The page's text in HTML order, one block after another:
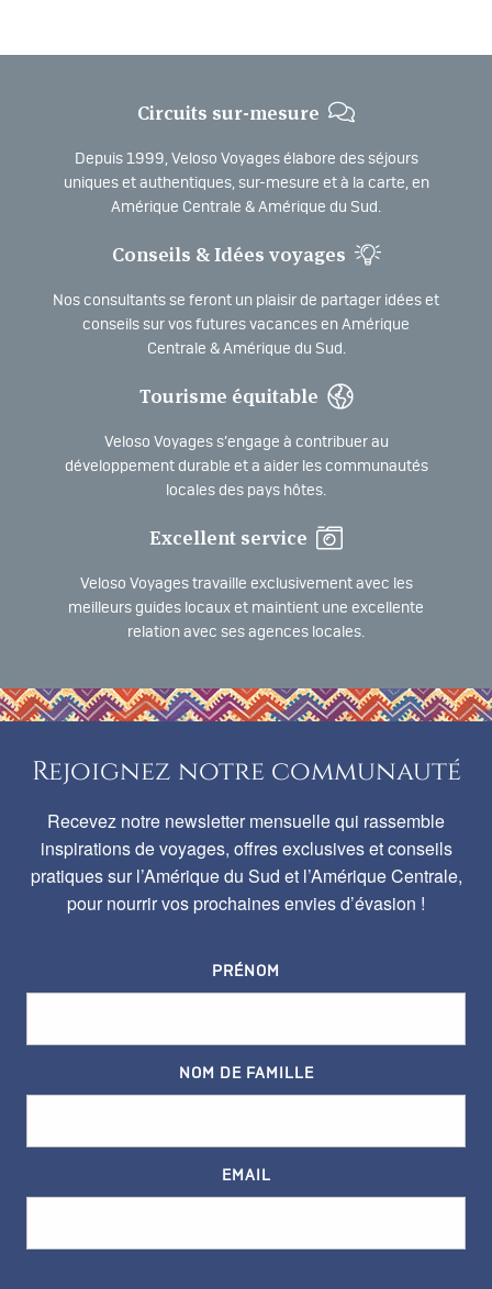
Circuits sur-mesure
Depuis 1999, Veloso Voyages élabore des séjours
uniques et authentiques, sur-mesure et à la carte, en
Amérique Centrale & Amérique du Sud.
Conseils & Idées voyages
Nos consultants se feront un plaisir de partager idées et
conseils sur vos futures vacances en Amérique
Centrale & Amérique du Sud.
Tourisme équitable
Veloso Voyages s’engage à contribuer au
développement durable et a aider les communautés
locales des pays hôtes.
Excellent service
Veloso Voyages travaille exclusivement avec les
meilleurs guides locaux et maintient une excellente
relation avec ses agences locales.
Rejoignez notre communauté
Recevez notre newsletter mensuelle qui rassemble
inspirations de voyages, offres exclusives et conseils
pratiques sur l’Amérique du Sud et l’Amérique Centrale,
pour nourrir vos prochaines envies d’évasion !
PRÉNOM
NOM DE FAMILLE
EMAIL